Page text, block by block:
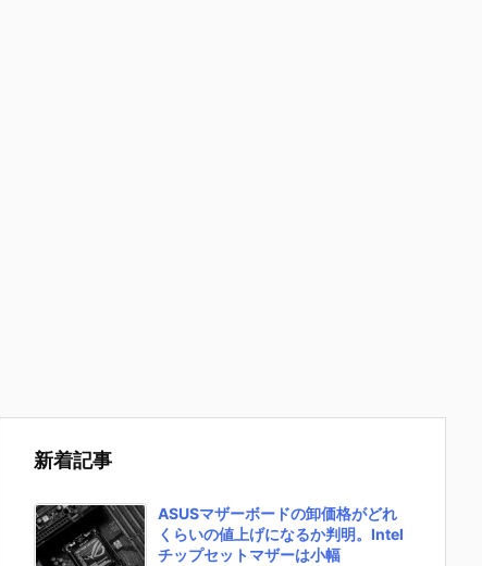
新着記事
ASUSマザーボードの卸価格がどれ
くらいの値上げになるか判明。Intel
チップセットマザーは小幅